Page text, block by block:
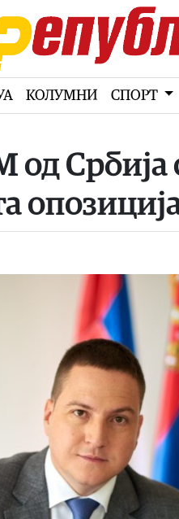
КОЛУМНИ СПОРТ
од Србија